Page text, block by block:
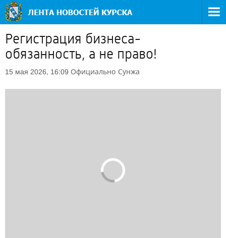
Регистрация бизнеса-
обязанность, а не право!
15 мая 2026, 16:09 Официально Сунжа